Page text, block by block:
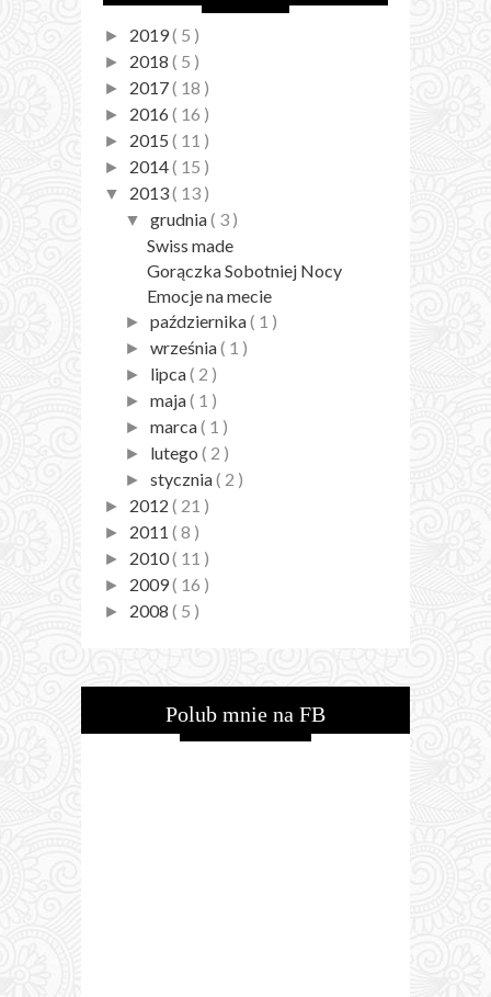
► 2019( 5 )
► 2018 ( 5 )
► 2017( 18 )
► 2016 ( 16 )
► 2015 ( 11 )
► 2014( 15 )
▼ 2013( 13 )
▼grudnia( 3 )
Swiss made
Gorączka Sobotniej Nocy
Emocje na mecie
►października( 1 )
►września( 1 )
► lipca( 2 )
►maja( 1 )
►marca( 1 )
► lutego( 2 )
►stycznia( 2 )
► 2012 ( 21 )
► 2011 ( 8 )
► 2010( 11 )
► 2009( 16 )
► 2008 ( 5 )
Polub mnie na FB